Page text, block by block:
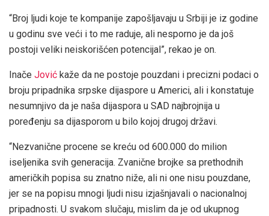
“Broj ljudi koje te kompanije zapošljavaju u Srbiji je iz godine
u godinu sve veći i to me raduje, ali nesporno je da još
postoji veliki neiskorišćen potencijal”, rekao je on.
Inače Jović kaže da ne postoje pouzdani i precizni podaci o
broju pripadnika srpske dijaspore u Americi, ali i konstatuje
nesumnjivo da je naša dijaspora u SAD najbrojnija u
poređenju sa dijasporom u bilo kojoj drugoj državi.
“Nezvanične procene se kreću od 600.000 do milion
iseljenika svih generacija. Zvanične brojke sa prethodnih
američkih popisa su znatno niže, ali ni one nisu pouzdane,
jer se na popisu mnogi ljudi nisu izjašnjavali o nacionalnoj
pripadnosti. U svakom slučaju, mislim da je od ukupnog